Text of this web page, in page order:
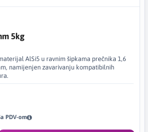
5kg
AlSi5 u ravnim šipkama prečnika 1,6
namijenjen zavarivanju kompatibilnih
PDV-om